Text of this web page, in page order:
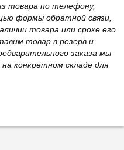
товара по телефону,
формы обратной связи,
товара или сроке его
товар в резерв и
заказа мы
конкретном складе для